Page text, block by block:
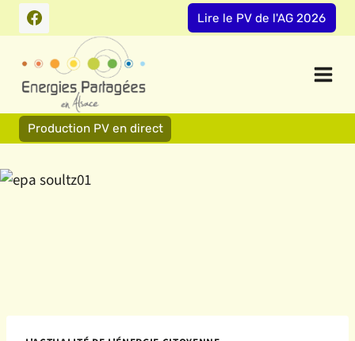
Aller
au
contenu
Lire le PV de l'AG 2026
Production PV en direct